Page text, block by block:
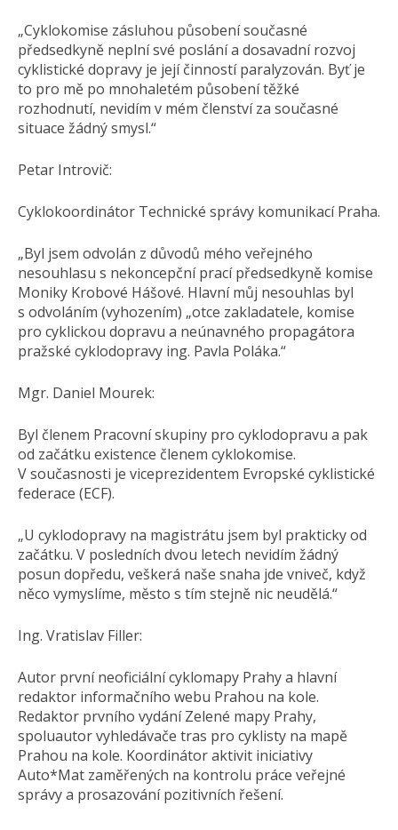
„Cyklokomise zásluhou působení současné
předsedkyně neplní své poslání a dosavadní rozvoj
cyklistické dopravy je její činností paralyzován. Byť je
to pro mě po mnohaletém působení těžké
rozhodnutí, nevidím v mém členství za současné
situace žádný smysl.“
Petar Introvič:
Cyklokoordinátor Technické správy komunikací Praha.
„Byl jsem odvolán z důvodů mého veřejného
nesouhlasu s nekoncepční prací předsedkyně komise
Moniky Krobové Hášové. Hlavní můj nesouhlas byl
s odvoláním (vyhozením) „otce zakladatele, komise
pro cyklickou dopravu a neúnavného propagátora
pražské cyklodopravy ing. Pavla Poláka.“
Mgr. Daniel Mourek:
Byl členem Pracovní skupiny pro cyklodopravu a pak
od začátku existence členem cyklokomise.
V současnosti je viceprezidentem Evropské cyklistické
federace (ECF).
„U cyklodopravy na magistrátu jsem byl prakticky od
začátku. V posledních dvou letech nevidím žádný
posun dopředu, veškerá naše snaha jde vniveč, když
něco vymyslíme, město s tím stejně nic neudělá.“
Ing. Vratislav Filler:
Autor první neoficiální cyklomapy Prahy a hlavní
redaktor informačního webu Prahou na kole.
Redaktor prvního vydání Zelené mapy Prahy,
spoluautor vyhledávače tras pro cyklisty na mapě
Prahou na kole. Koordinátor aktivit iniciativy
Auto*Mat zaměřených na kontrolu práce veřejné
správy a prosazování pozitivních řešení.